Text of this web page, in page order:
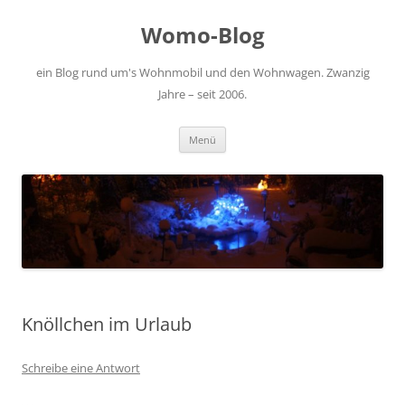
Womo-Blog
ein Blog rund um's Wohnmobil und den Wohnwagen. Zwanzig
Jahre – seit 2006.
Menü
Knöllchen im Urlaub
Schreibe eine Antwort